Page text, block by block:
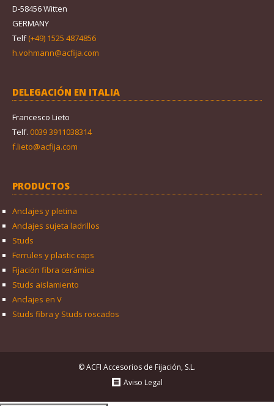
D-58456 Witten
GERMANY
Telf(+49) 1525 4874856
h.vohmann@acfija.com
DELEGACIÓN EN ITALIA
Francesco Lieto
Telf. 0039 3911038314
f.lieto@acfija.com
PRODUCTOS
Anclajes y pletina
Anclajes sujeta ladrillos
Studs
Ferrules y plastic caps
Fijación fibra cerámica
Studs aislamiento
Anclajes en V
Studs fibra y Studs roscados
© ACFI Accesorios de Fijación, S.L.
Aviso Legal